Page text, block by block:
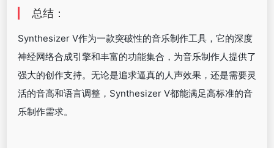
总结：
Synthesizer V作为一款突破性的音乐制作工具，它的深度
神经网络合成引擎和丰富的功能集合，为音乐制作人提供了
强大的创作支持。无论是追求逼真的人声效果，还是需要灵
活的音高和语言调整，Synthesizer V都能满足高标准的音
乐制作需求。